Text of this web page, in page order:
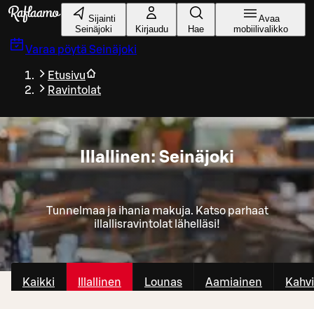
Siirry pääsisältöön
Sijainti
Seinäjoki
Kirjaudu Hae
Avaa
mobiilivalikko
Varaa pöytä Seinäjoki
Etusivu
Ravintolat
Illallinen: Seinäjoki
Tunnelmaa ja ihania makuja. Katso parhaat
illallisravintolat lähelläsi!
Kaikki Illallinen Lounas Aamiainen